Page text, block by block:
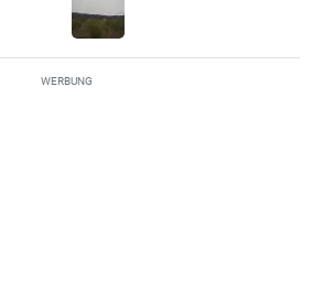
WERBUNG